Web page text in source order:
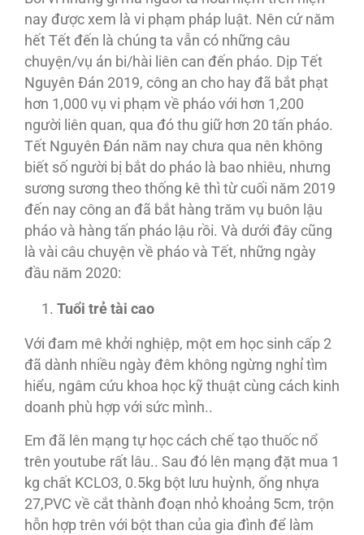
nay được xem là vi phạm pháp luật. Nên cứ năm
hết Tết đến là chúng ta vẫn có những câu
chuyện/vụ án bi/hài liên can đến pháo. Dịp Tết
Nguyên Ðán 2019, công an cho hay đã bắt phạt
hơn 1,000 vụ vi phạm về pháo với hơn 1,200
người liên quan, qua đó thu giữ hơn 20 tấn pháo.
Tết Nguyên Ðán năm nay chưa qua nên không
biết số người bị bắt do pháo là bao nhiêu, nhưng
sương sương theo thống kê thì từ cuối năm 2019
đến nay công an đã bắt hàng trăm vụ buôn lậu
pháo và hàng tấn pháo lậu rồi. Và dưới đây cũng
là vài câu chuyện về pháo và Tết, những ngày
đầu năm 2020:
Tuổi trẻ tài cao
Với đam mê khởi nghiệp, một em học sinh cấp 2
đã dành nhiều ngày đêm không ngừng nghỉ tìm
hiểu, ngâm cứu khoa học kỹ thuật cùng cách kinh
doanh phù hợp với sức mình..
Em đã lên mạng tự học cách chế tạo thuốc nổ
trên youtube rất lâu.. Sau đó lên mạng đặt mua 1
kg chất KCLO3, 0.5kg bột lưu huỳnh, ống nhựa
27,PVC về cắt thành đoạn nhỏ khoảng 5cm, trộn
hỗn hợp trên với bột than của gia đình để làm